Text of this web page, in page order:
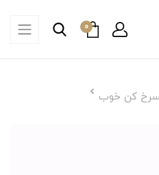
0
سرخ کن خوب